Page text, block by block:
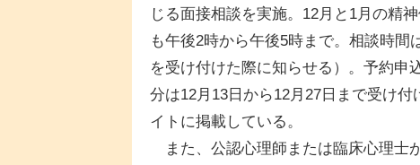
じる面接相談を実施。12月と1月の精
も午後2時から午後5時まで。相談時
を受け付けた際に知らせる）。予約申
分は12月13日から12月27日まで受け
イトに掲載している。
また、公認心理師または臨床心理士